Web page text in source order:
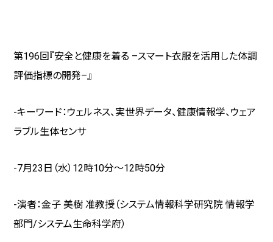
第196回『安全と健康を着る –スマート衣服を活用した体調
評価指標の開発–』
-キーワード：ウェルネス、実世界データ、健康情報学、ウェア
ラブル生体センサ
-7月23日（水） 12時10分～12時50分
-演者：金子 美樹 准教授（システム情報科学研究院 情報学
部門/システム生命科学府）